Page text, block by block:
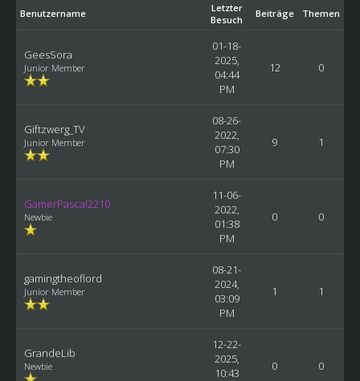
Benutzername
Letzter
Besuch
Beiträge Themen
GeesSora
Junior Member
01-18-
2025,
04:44
PM
12 0
Giftzwerg_TV
Junior Member
08-26-
2022,
07:30
PM
9 1
GamerPascal2210
Newbie
11-06-
2022,
01:38
PM
0 0
gamingtheoflord
Junior Member
08-21-
2024,
03:09
PM
1 1
GrandeLib
Newbie
12-22-
2025,
10:43
0 0